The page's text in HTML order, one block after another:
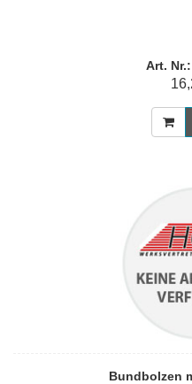
Art.
Bundbolzen